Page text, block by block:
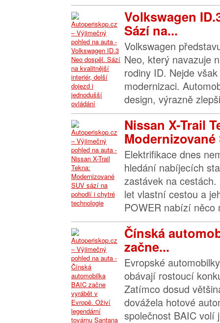
Volkswagen
Sází na...
Volkswagen
Neo, který navazuje
rodiny ID. Nejde
modernizaci.
design, výrazně
Nissan X-Trail
Modernizované
Elektrifikace dnes
hledání nabíjecích
zastávek na
let vlastní cestou a
POWER nabízí něco
Čínská
začne...
Evropské
obávají rostoucí
Zatímco dosud
dovážela hotové
společnost BAIC volí